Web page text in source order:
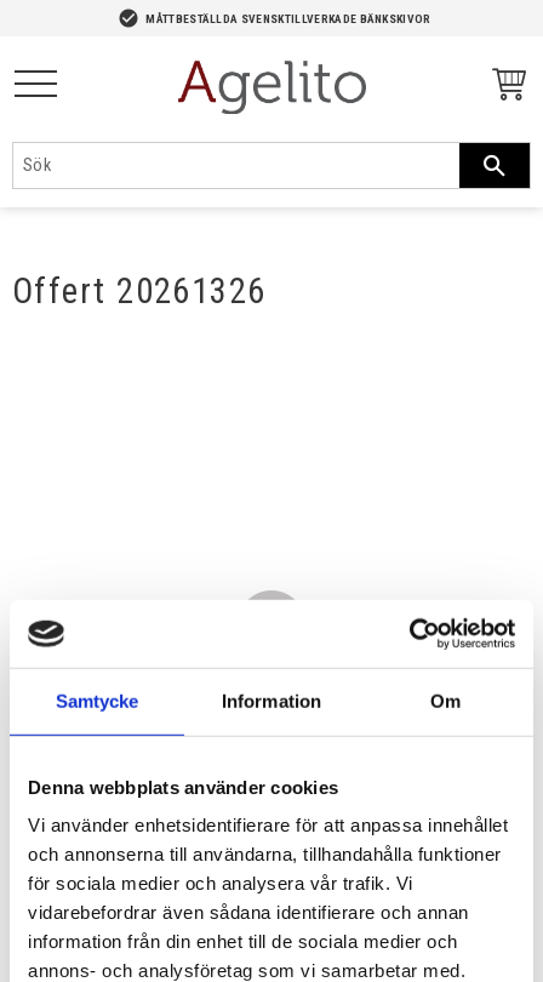
Samtycke Information Om
Denna webbplats använder cookies
Vi använder enhetsidentifierare för att anpassa innehållet
och annonserna till användarna, tillhandahålla funktioner
för sociala medier och analysera vår trafik. Vi
vidarebefordrar även sådana identifierare och annan
information från din enhet till de sociala medier och
annons- och analysföretag som vi samarbetar med.
check_circle MÅTTBESTÄLLDA SVENSKTILLVERKADE BÄNKSKIVOR
Offert 20261326
33 150,00KR